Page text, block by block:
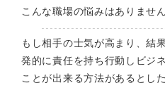
こんな職場の悩みはありませ
もし相手の士気が高まり、結
発的に責任を持ち行動しビジ
ことが出来る方法があるとし